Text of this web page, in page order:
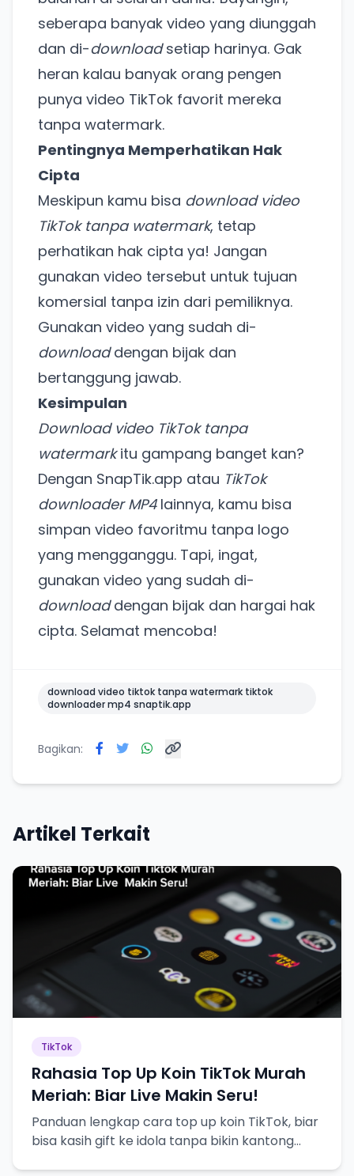
seberapa banyak video yang diunggah
dan di-downloadsetiap harinya. Gak
heran kalau banyak orang pengen
punya video TikTok favorit mereka
tanpa watermark.
Pentingnya Memperhatikan Hak
Cipta
Meskipun kamu bisa download video
TikTok tanpa watermark, tetap
perhatikan hak cipta ya! Jangan
gunakan video tersebut untuk tujuan
komersial tanpa izin dari pemiliknya.
Gunakan video yang sudah di-
downloaddengan bijak dan
bertanggung jawab.
Kesimpulan
Download video TikTok tanpa
watermarkitu gampang banget kan?
Dengan SnapTik.app atau TikTok
downloader MP4lainnya, kamu bisa
simpan video favoritmu tanpa logo
yang mengganggu. Tapi, ingat,
gunakan video yang sudah di-
downloaddengan bijak dan hargai hak
cipta. Selamat mencoba!
download video tiktok tanpa watermark tiktok
downloader mp4 snaptik.app
Bagikan:
Artikel Terkait
TikTok
Rahasia Top Up Koin TikTok Murah
Meriah: Biar Live Makin Seru!
Panduan lengkap cara top up koin TikTok, biar
bisa kasih gift ke idola tanpa bikin kantong
Khusus untuk kamu yang mau coba
Punya website SMM baru nih! Coba BulkFame
untuk pengalaman lebih baik.
Tanpa daftar ulang, gratis dicoba. Kamu tetap bisa
Coba BulkFame